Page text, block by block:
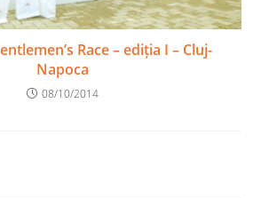
Race – ediția I – Cluj-
Napoca
08/10/2014